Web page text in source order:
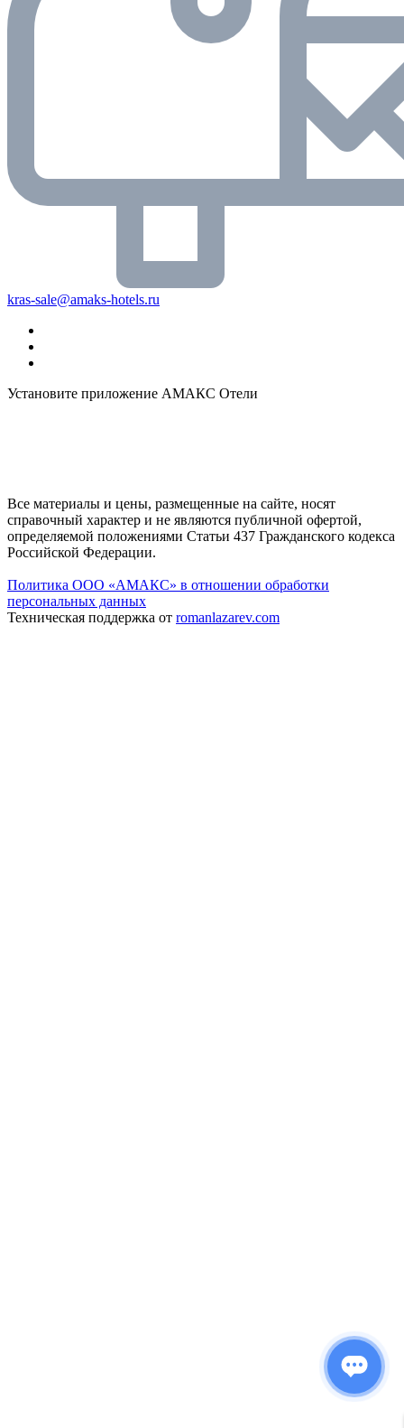
kras-sale@amaks-hotels.ru
Установите приложение АМАКС Отели
Все материалы и цены, размещенные на сайте, носят
справочный характер и не являются публичной офертой,
определяемой положениями Статьи 437 Гражданского кодекса
Российской Федерации.
Политика ООО «АМАКС» в отношении обработки
персональных данных
Техническая поддержка от romanlazarev.com